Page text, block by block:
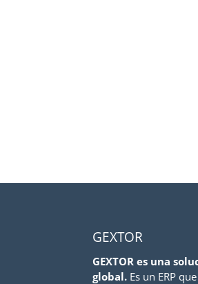
GEXTOR
GEXTOR es una
global. Es un ERP